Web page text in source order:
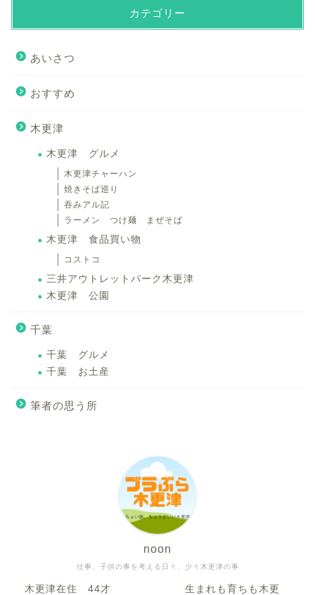
カテゴリー
あいさつ
おすすめ
木更津
木更津 グルメ
木更津チャーハン
焼きそば巡り
吞みアル記
ラーメン つけ麺 まぜそば
木更津 食品買い物
コストコ
三井アウトレットパーク木更津
木更津 公園
千葉
千葉 グルメ
千葉 お土産
筆者の思う所
仕事、子供の事を考える日々、少々木更津の事
noon
木更津在住 44才 生まれも育ちも木更